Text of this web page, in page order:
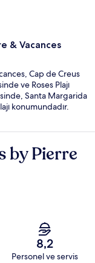
& Vacances
Cap de Creus
ve Roses Plajı
Santa Margarida
konumundadır.
by Pierre
8,2
Personel ve servis